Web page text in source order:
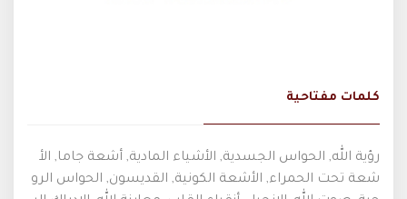
كلمات مفتاحية
رؤية الله, الحواس الجسدية, الأشياء المادية, أشعة جاما, الأ
شعة تحت الحمراء, الأشعة الكونية, القديسون, الحواس الرو